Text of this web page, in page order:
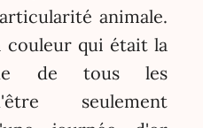
animale.
couleur qui était la
de tous les
seulement